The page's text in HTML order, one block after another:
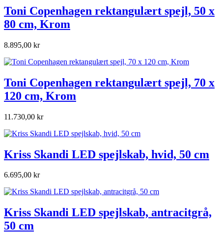
Toni Copenhagen rektangulært spejl, 50 x
80 cm, Krom
8.895,00 kr
Toni Copenhagen rektangulært spejl, 70 x
120 cm, Krom
11.730,00 kr
Kriss Skandi LED spejlskab, hvid, 50 cm
6.695,00 kr
Kriss Skandi LED spejlskab, antracitgrå,
50 cm